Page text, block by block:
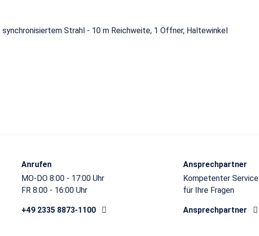
Strahl - 10 m Reichweite, 1 Öffner, Haltewinkel
Anrufen
MO-DO 8:00 - 17:00 Uhr
FR 8:00 - 16:00 Uhr
+49 2335 8873-1100
Ansprechpartner
Kompetenter Service
für Ihre Fragen
Ansprechpartner